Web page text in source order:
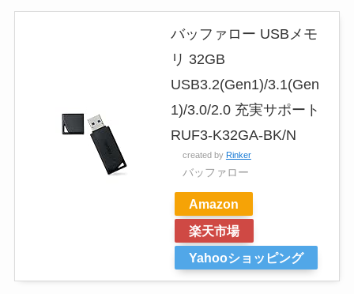
バッファロー USBメモ
リ 32GB
USB3.2(Gen1)/3.1(Gen
1)/3.0/2.0 充実サポート
RUF3-K32GA-BK/N
created by Rinker
バッファロー
Amazon
楽天市場
Yahooショッピング